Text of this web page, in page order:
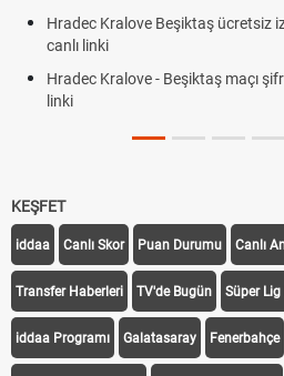
Hradec Kralove Beşiktaş ücretsiz
canlı linki
Hradec Kralove - Beşiktaş maçı
linki
KEŞFET
iddaa Canlı Skor Puan Durumu Canlı
Transfer Haberleri TV'de Bugün Süper
iddaa Programı Galatasaray Fenerbahçe